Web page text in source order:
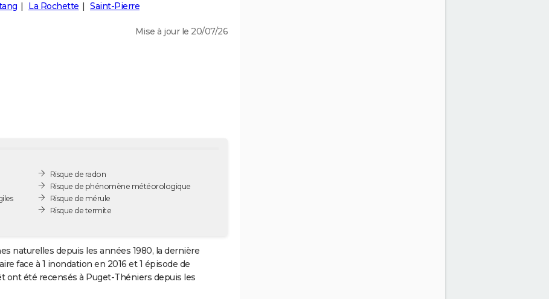
La Rochette Saint-Pierre
Mise à jour le 20/07/26
Risque de radon
Risque de phénomène météorologique
Risque de mérule
Risque de termite
naturelles depuis les années 1980, la dernière
face à 1 inondation en 2016 et 1 épisode de
ont été recensés à Puget-Théniers depuis les